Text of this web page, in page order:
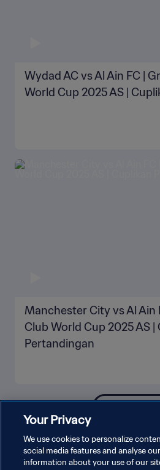
Wydad AC vs Al Ain FC |
World Cup 2025 AS |
Manchester City vs Al Ain
Club World Cup 2025 AS |
Pertandingan
Your Privacy
We use cookies to personalize
social media features and analyse
information about your use of our